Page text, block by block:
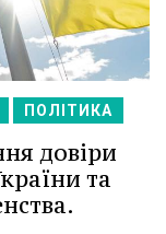
ПОЛІТИКА
довіри
та